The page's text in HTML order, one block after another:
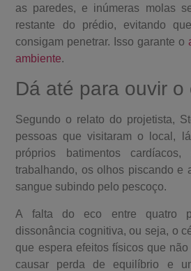
as paredes, e inúmeras molas
restante do prédio, evitando
consigam penetrar. Isso garante o
ambiente.
Dá até para ouvir o
Segundo o relato do projetista,
pessoas que visitaram o local,
próprios batimentos
trabalhando, os olhos piscando e
sangue subindo pelo pescoço.
A falta do eco entre quatro
dissonância cognitiva, ou seja, o
que espera efeitos físicos que
causar perda de equilíbrio e